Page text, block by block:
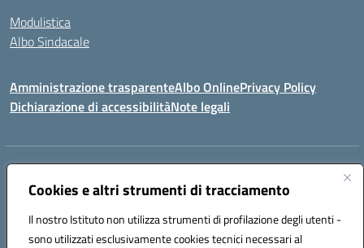
Cookies e altri strumenti di tracciamento
Il nostro Istituto non utilizza strumenti di profilazione degli utenti -
sono utilizzati esclusivamente cookies tecnici necessari al
Modulistica
Albo Sindacale
Amministrazione trasparenteAlbo OnlinePrivacy Policy
Dichiarazione di accessibilitàNote legali
Indirizzo:
Centralino:0994722507 Email:TAIC873006@istruzione.it
Codice fiscale: 90279480736